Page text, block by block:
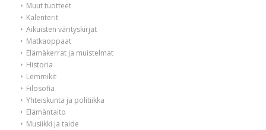
Muut tuotteet
Kalenterit
Aikuisten värityskirjat
Matkaoppaat
Elämäkerrat ja muistelmat
Historia
Lemmikit
Filosofia
Yhteiskunta ja politiikka
Elämäntaito
Musiikki ja taide